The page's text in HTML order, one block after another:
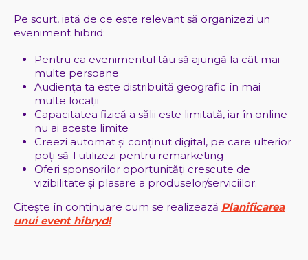
Pe scurt, iată de ce este relevant să organizezi un
eveniment hibrid:
Pentru ca evenimentul tău să ajungă la cât mai
multe persoane
Audiența ta este distribuită geografic în mai
multe locații
Capacitatea fizică a sălii este limitată, iar în online
nu ai aceste limite
Creezi automat și conținut digital, pe care ulterior
poți să-l utilizezi pentru remarketing
Oferi sponsorilor oportunități crescute de
vizibilitate și plasare a produselor/serviciilor.
Citește în continuare cum se realizează Planificarea
unui event hibryd!